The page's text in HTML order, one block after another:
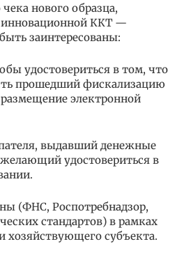
нового образца,
ККТ —
заинтересованы:
удостовериться в том, что
прошедший фискализацию
электронной
выдавший денежные
желающий удостовериться в
(ФНС, Роспотребнадзор,
стандартов) в рамках
хозяйствующего субъекта.